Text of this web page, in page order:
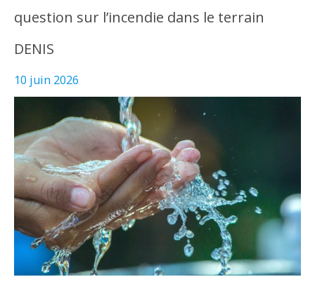
question sur l’incendie dans le terrain
DENIS
10 juin 2026